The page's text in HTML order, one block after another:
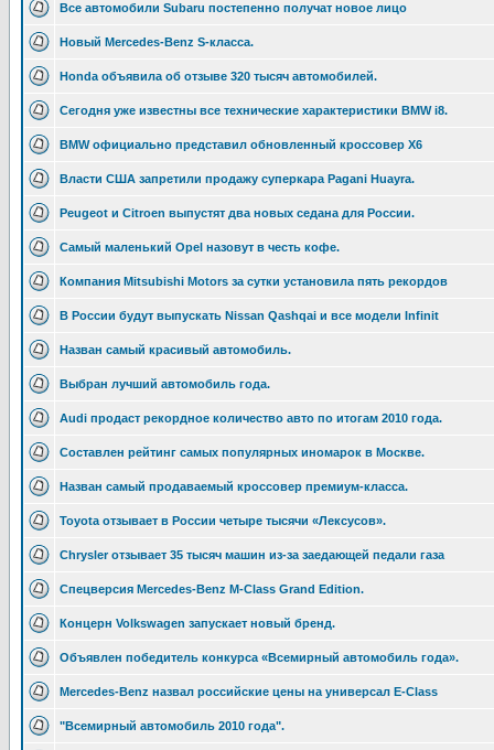
Все автомобили Subaru постепенно получат новое лицо
Новый Mercedes-Benz S-класса.
Honda объявила об отзыве 320 тысяч автомобилей.
Сегодня уже известны все технические характеристики BMW i8.
BMW официально представил обновленный кроссовер X6
Власти США запретили продажу суперкара Pagani Huayra.
Peugeot и Citroen выпустят два новых седана для России.
Самый маленький Opel назовут в честь кофе.
Компания Mitsubishi Motors за сутки установила пять рекордов
В России будут выпускать Nissan Qashqai и все модели Infinit
Назван самый красивый автомобиль.
Выбран лучший автомобиль года.
Audi продаст рекордное количество авто по итогам 2010 года.
Составлен рейтинг самых популярных иномарок в Москве.
Назван самый продаваемый кроссовер премиум-класса.
Toyota отзывает в России четыре тысячи «Лексусов».
Chrysler отзывает 35 тысяч машин из-за заедающей педали газа
Спецверсия Mercedes-Benz М-Class Grand Edition.
Концерн Volkswagen запускает новый бренд.
Объявлен победитель конкурса «Всемирный автомобиль года».
Mercedes-Benz назвал российские цены на универсал E-Class
"Всемирный автомобиль 2010 года".